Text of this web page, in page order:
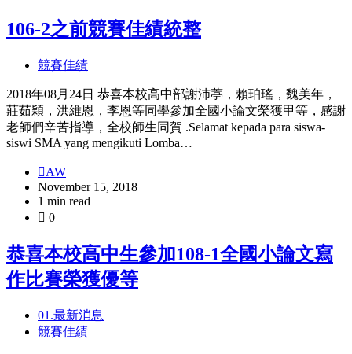
106-2之前競賽佳績統整
競賽佳績
2018年08月24日 恭喜本校高中部謝沛葶，賴珀瑤，魏美年，
莊茹穎，洪維恩，李恩等同學參加全國小論文榮獲甲等，感謝
老師們辛苦指導，全校師生同賀 .Selamat kepada para siswa-
siswi SMA yang mengikuti Lomba…
AW
November 15, 2018
1 min read
0
恭喜本校高中生參加108-1全國小論文寫
作比賽榮獲優等
01.最新消息
競賽佳績